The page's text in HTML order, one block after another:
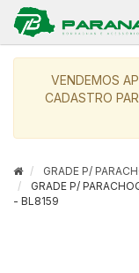
VENDEMOS
CADASTRO
GRADE P/
GRADE P/
- BL8159